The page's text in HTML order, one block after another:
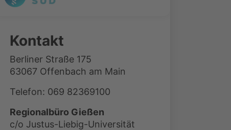
Kontakt
Berliner Straße 175
63067 Offenbach am Main
Telefon: 069 82369100
Regionalbüro Gießen
c/o Justus-Liebig-Universität